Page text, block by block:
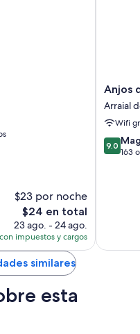
$23 por noche
El
precio
actual
es
de
$24
$24 en total
23 ago. - 24 ago.
impuestos y cargos
Anjos
do
Mar
Suítes
Arraial
do
Anjos
Arraial
Wifi
9.0
de
9.0
163
similares
esta